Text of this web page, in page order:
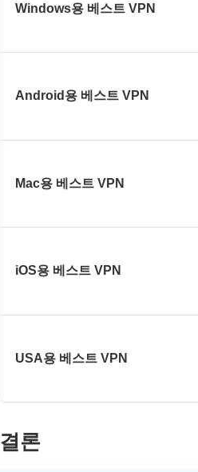
Windows용 베스트 VPN
Android용 베스트 VPN
Mac용 베스트 VPN
iOS용 베스트 VPN
USA용 베스트 VPN
결론